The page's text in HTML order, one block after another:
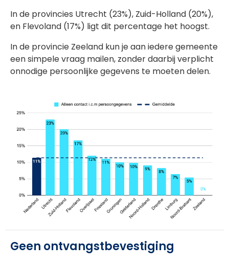
In de provincies Utrecht (23%), Zuid-Holland (20%),
en Flevoland (17%) ligt dit percentage het hoogst.
In de provincie Zeeland kun je aan iedere gemeente
een simpele vraag mailen, zonder daarbij verplicht
onnodige persoonlijke gegevens te moeten delen.
Geen ontvangstbevestiging